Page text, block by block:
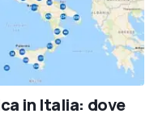
in Italia: dove